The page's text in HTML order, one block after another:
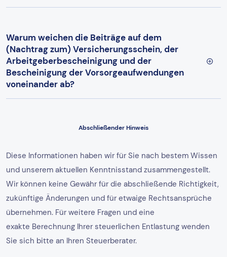
Warum weichen die Beiträge auf dem
(Nachtrag zum) Versicherungsschein, der
Arbeitgeberbescheinigung und der
Bescheinigung der Vorsorgeaufwendungen
voneinander ab?
Abschließender Hinweis
Diese Informationen haben wir für Sie nach bestem Wissen
und unserem aktuellen Kenntnisstand zusammengestellt.
Wir können keine Gewähr für die abschließende Richtigkeit,
zukünftige Änderungen und für etwaige Rechtsansprüche
übernehmen. Für weitere Fragen und eine
exakte Berechnung Ihrer steuerlichen Entlastung wenden
Sie sich bitte an Ihren Steuerberater.